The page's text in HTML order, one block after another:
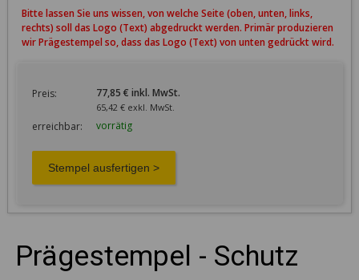
Bitte lassen Sie uns wissen, von welche Seite (oben, unten, links,
rechts) soll das Logo (Text) abgedruckt werden. Primär produzieren
wir Prägestempel so, dass das Logo (Text) von unten gedrückt wird.
Preis: 77,85 € inkl. MwSt.
65,42 € exkl. MwSt.
erreichbar: vorrätig
Prägestempel - Schutz